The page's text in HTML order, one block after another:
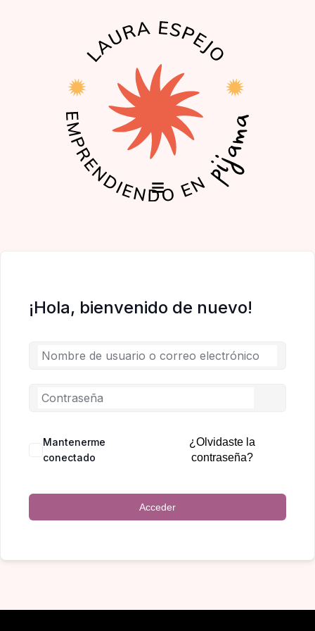
¡Hola, bienvenido de nuevo!
Mantenerme
conectado
¿Olvidaste la
contraseña?
Acceder